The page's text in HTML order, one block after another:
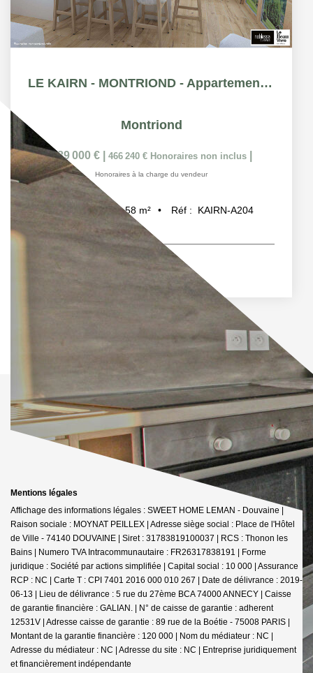
LE KAIRN - MONTRIOND - Appartement T3 + cabine - 57.88m²
Montriond
589 000 € 466 240 € Honoraires non inclus
Honoraires à la charge du vendeur
3 58 m² Réf : KAIRN-A204
Mentions légales
Affichage des informations légales : SWEET HOME LEMAN - Douvaine |
Raison sociale : MOYNAT PEILLEX | Adresse siège social : Place de l'Hôtel
de Ville - 74140 DOUVAINE | Siret : 31783819100037 | RCS : Thonon les
Bains | Numero TVA Intracommunautaire : FR26317838191 | Forme
juridique : Société par actions simplifiée | Capital social : 10 000 | Assurance
RCP : NC | Carte T : CPI 7401 2016 000 010 267 | Date de délivrance : 2019-
06-13 | Lieu de délivrance : 5 rue du 27ème BCA 74000 ANNECY | Caisse
de garantie financière : GALIAN. | N° de caisse de garantie : adherent
12531V | Adresse caisse de garantie : 89 rue de la Boétie - 75008 PARIS |
Montant de la garantie financière : 120 000 | Nom du médiateur : NC |
Adresse du médiateur : NC | Adresse du site : NC | Entreprise juridiquement
et financièrement indépendante